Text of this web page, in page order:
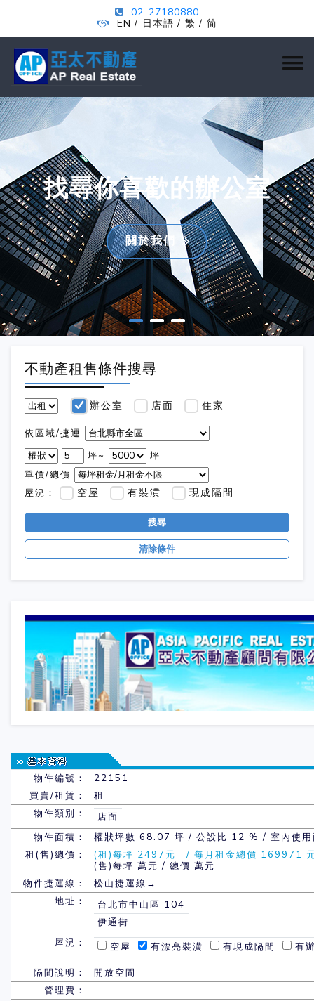
02-27180880
EN / 日本語 / 繁 / 简
找尋你喜歡的辦公室
關於我們
不動產租售條件搜尋
辦公室 店面 住家
依區域/捷運
坪~
坪
單價/總價
屋況：
空屋 有裝潢 現成隔間
搜尋
清除條件
物件編號：
22151
買賣/租賃：
租
物件類別：
店面
物件面積：
權狀坪數 68.07 坪 / 公設比 12 % / 室內使
租(售)總價：
(租)每坪 2497元 / 每月租金總價 169971
(售)每坪 萬元 / 總價 萬元
物件捷運線：
松山捷運線→
地址：
台北市中山區 104
伊通街
屋況：
空屋 有漂亮裝潢 有現成隔間 有
隔間說明：
開放空間
管理費：